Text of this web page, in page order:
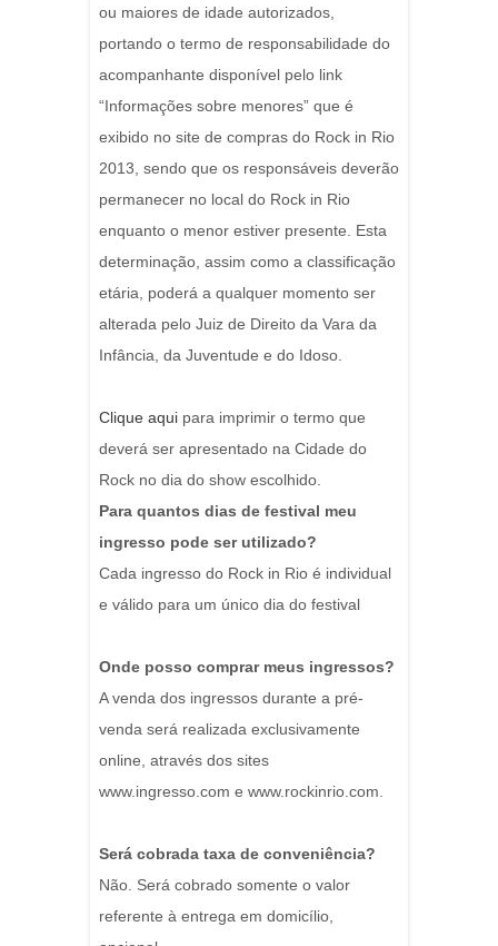
ou maiores de idade autorizados,
portando o termo de responsabilidade do
acompanhante disponível pelo link
“Informações sobre menores” que é
exibido no site de compras do Rock in Rio
2013, sendo que os responsáveis deverão
permanecer no local do Rock in Rio
enquanto o menor estiver presente. Esta
determinação, assim como a classificação
etária, poderá a qualquer momento ser
alterada pelo Juiz de Direito da Vara da
Infância, da Juventude e do Idoso.
Clique aqui para imprimir o termo que
deverá ser apresentado na Cidade do
Rock no dia do show escolhido.
Para quantos dias de festival meu
ingresso pode ser utilizado?
Cada ingresso do Rock in Rio é individual
e válido para um único dia do festival
Onde posso comprar meus ingressos?
A venda dos ingressos durante a pré-
venda será realizada exclusivamente
online, através dos sites
www.ingresso.com e www.rockinrio.com.
Será cobrada taxa de conveniência?
Não. Será cobrado somente o valor
referente à entrega em domicílio,